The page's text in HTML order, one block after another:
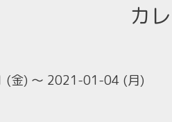
カ
金) ～ 2021-01-04 (月)